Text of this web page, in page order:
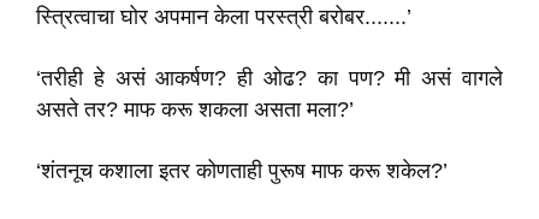
स्त्रित्वाचा घोर अपमान केला परस्त्री बरोबर.......’
‘तरीही हे असं आकर्षण? ही ओढ? का पण? मी असं वागले
असते तर? माफ करू शकला असता मला?’
‘शंतनूच कशाला इतर कोणताही पुरूष माफ करू शकेल?’